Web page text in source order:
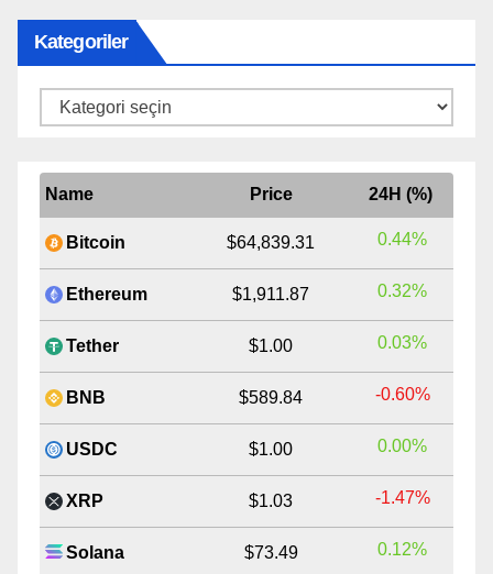
Kategoriler
Kategoriler
Name Price 24H (%)
Bitcoin $64,839.31 0.44%
Ethereum $1,911.87 0.32%
Tether $1.00 0.03%
BNB $589.84 -0.60%
USDC $1.00 0.00%
XRP $1.03 -1.47%
Solana $73.49 0.12%